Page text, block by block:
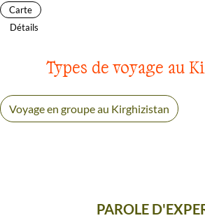
Carte
Détails
Types de voyage au
Voyage en groupe au Kirghizistan
PAROLE